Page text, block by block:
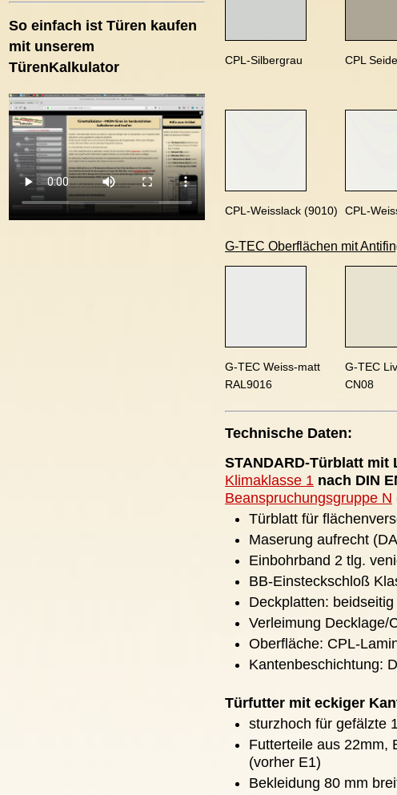
CPL-Silbergrau CPL
CPL-Weisslack (9010) CPL-
G-TEC Oberflächen mit
G-TEC Weiss-matt
RAL9016
G-TEC
CN08
Technische Daten:
STANDARD-Türblatt
Klimaklasse 1 nach DIN
Beanspruchungsgruppe N
Türblatt für
Maserung aufrecht
Einbohrband 2 tlg.
BB-Einsteckschloß
Deckplatten:
Verleimung Decklage/
Oberfläche: CPL-
Kantenbeschichtung:
Türfutter mit eckiger
sturzhoch für gefälzte
Futterteile aus 22mm,
(vorher E1)
Bekleidung 80 mm
So einfach ist Türen kaufen
mit unserem
TürenKalkulator